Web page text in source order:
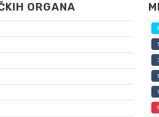
ORGANA